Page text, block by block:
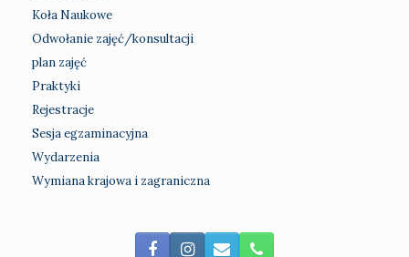
Koła Naukowe
Odwołanie zajęć/konsultacji
plan zajęć
Praktyki
Rejestracje
Sesja egzaminacyjna
Wydarzenia
Wymiana krajowa i zagraniczna